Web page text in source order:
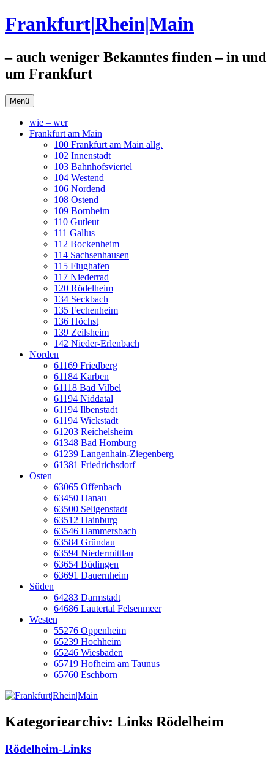
Zum
Inhalt
Frankfurt|Rhein|Main
– auch weniger Bekanntes finden – in und
um Frankfurt
Menü
wie – wer
Frankfurt am Main
100 Frankfurt am Main allg.
102 Innenstadt
103 Bahnhofsviertel
104 Westend
106 Nordend
108 Ostend
109 Bornheim
110 Gutleut
111 Gallus
112 Bockenheim
114 Sachsenhausen
115 Flughafen
117 Niederrad
120 Rödelheim
134 Seckbach
135 Fechenheim
136 Höchst
139 Zeilsheim
142 Nieder-Erlenbach
Norden
61169 Friedberg
61184 Karben
61118 Bad Vilbel
61194 Niddatal
61194 Ilbenstadt
61194 Wickstadt
61203 Reichelsheim
61348 Bad Homburg
61239 Langenhain-Ziegenberg
61381 Friedrichsdorf
Osten
63065 Offenbach
63450 Hanau
63500 Seligenstadt
63512 Hainburg
63546 Hammersbach
63584 Gründau
63594 Niedermittlau
63654 Büdingen
63691 Dauernheim
Süden
64283 Darmstadt
64686 Lautertal Felsenmeer
Westen
55276 Oppenheim
65239 Hochheim
65246 Wiesbaden
65719 Hofheim am Taunus
65760 Eschborn
Kategoriearchiv: Links Rödelheim
Rödelheim-Links